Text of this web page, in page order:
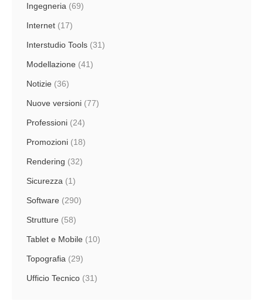
Ingegneria (69)
Internet (17)
Interstudio Tools (31)
Modellazione (41)
Notizie (36)
Nuove versioni (77)
Professioni (24)
Promozioni (18)
Rendering (32)
Sicurezza (1)
Software (290)
Strutture (58)
Tablet e Mobile (10)
Topografia (29)
Ufficio Tecnico (31)